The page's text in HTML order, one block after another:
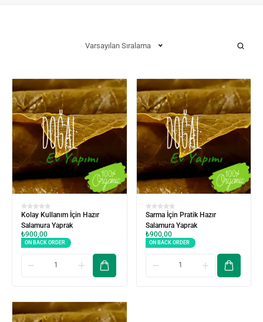
Varsayılan Sıralama
Kolay Kullanım İçin Hazır
Salamura Yaprak
₺900,00
ON BACK ORDER
Sarma İçin Pratik Hazır
Salamura Yaprak
₺900,00
ON BACK ORDER